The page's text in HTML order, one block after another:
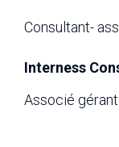
Consultant-
Interness
Associé